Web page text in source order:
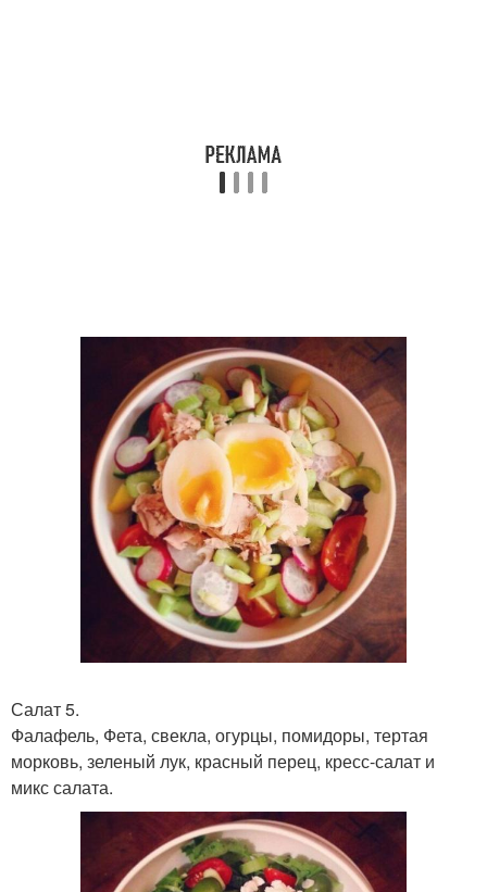
Салат 5.
Фалафель, Фета, свекла, огурцы, помидоры, тертая
морковь, зеленый лук, красный перец, кресс-салат и
микс салата.